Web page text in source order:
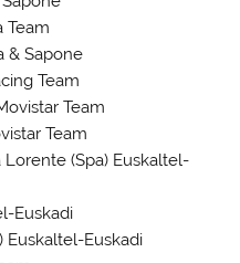
Team
& Sapone
Team
Team
Team
Lorente (Spa) Euskaltel-
Euskadi
Euskaltel-Euskadi